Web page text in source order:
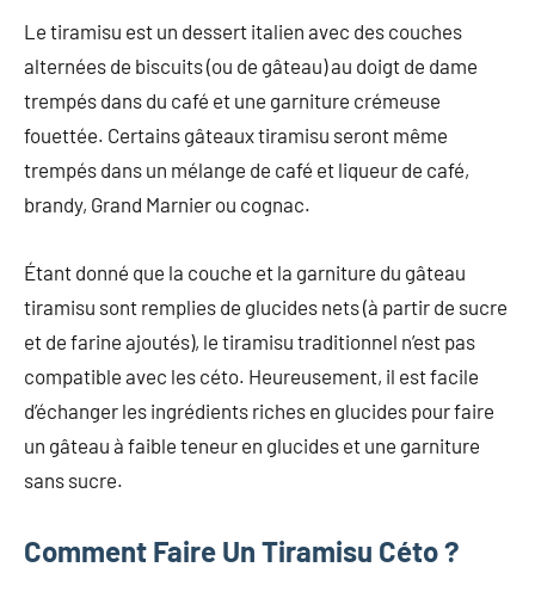
Le tiramisu est un dessert italien avec des couches
alternées de biscuits (ou de gâteau) au doigt de dame
trempés dans du café et une garniture crémeuse
fouettée. Certains gâteaux tiramisu seront même
trempés dans un mélange de café et liqueur de café,
brandy, Grand Marnier ou cognac.
Étant donné que la couche et la garniture du gâteau
tiramisu sont remplies de glucides nets (à partir de sucre
et de farine ajoutés), le tiramisu traditionnel n’est pas
compatible avec les céto. Heureusement, il est facile
d’échanger les ingrédients riches en glucides pour faire
un gâteau à faible teneur en glucides et une garniture
sans sucre.
Comment Faire Un Tiramisu Céto ?